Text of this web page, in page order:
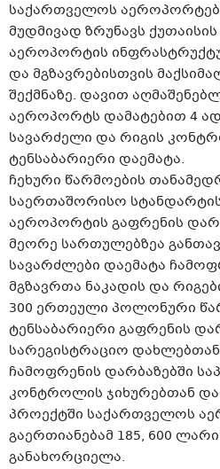
საქართველოს
მუდმივად ზრუნავს
აეროპორტის
და მგზავრებისთვის
შექმნაზე. დავით
აეროპორტს დამატებით 4
სავარძელი და რიგის
ტენსაბარიერი დაემატა.
ჩეხური წარმოების
საერთაშორისო
აეროპორტის გაფრენის
მეორე სართულებზეა
სავარძლები დაემატა
მგზავრთა ნაკადის და
300 ერთეული პოლონური
ტენსაბარიერი გაფრენის
სარეგისტრაციო
ჩამოფრენის დარბაზებში
კონტროლის ჯიხურებთან
პროექტში საქართველოს
გაერთიანებამ 185, 600
განახორციელა.